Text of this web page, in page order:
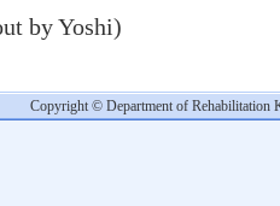
by Yoshi)
Copyright © Department of Rehabilitation